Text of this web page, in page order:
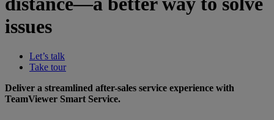
issues
Let’s talk
Take tour
Deliver a streamlined after-sales service experience with
TeamViewer Smart Service.